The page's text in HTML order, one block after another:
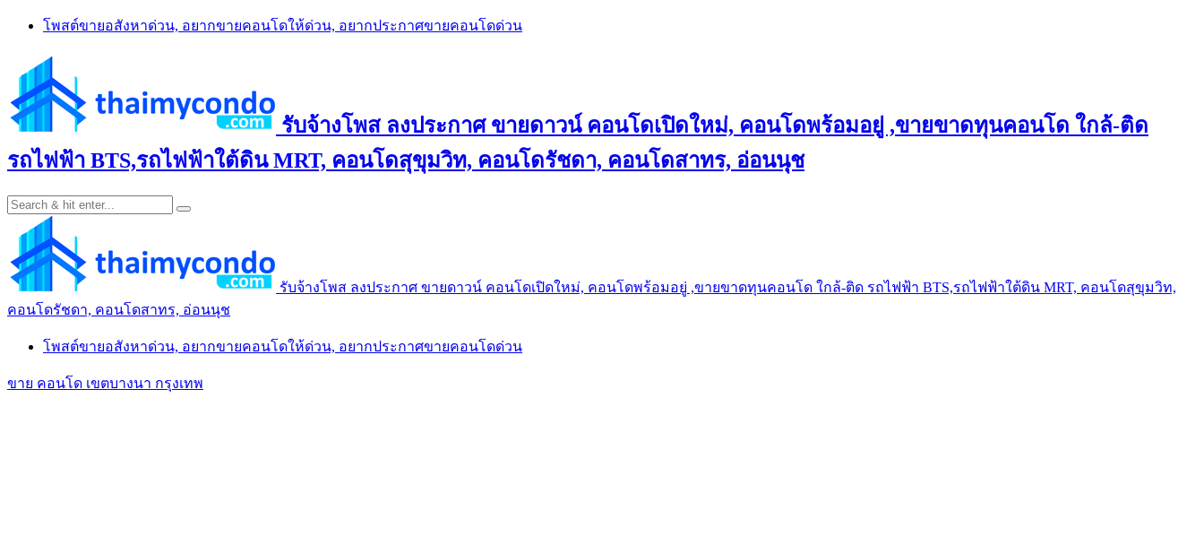
Skip
โพสต์ขายอสังหาด่วน, อยากขายคอนโดให้ด่วน, อยากประกาศขายคอนโดด่วน
รับจ้างโพส ลงประกาศ ขายดาวน์ คอนโดเปิดใหม่, คอนโดพร้อมอยู่ ,ขายขาดทุนคอนโด ใกล้-ติด
รถไฟฟ้า BTS,รถไฟฟ้าใต้ดิน MRT, คอนโดสุขุมวิท, คอนโดรัชดา, คอนโดสาทร, อ่อนนุช
รับจ้างโพส ลงประกาศ ขายดาวน์ คอนโดเปิดใหม่, คอนโดพร้อมอยู่ ,ขายขาดทุนคอนโด ใกล้-ติด รถไฟฟ้า BTS,รถไฟฟ้าใต้ดิน MRT, คอนโดสุขุมวิท,
คอนโดรัชดา, คอนโดสาทร, อ่อนนุช
โพสต์ขายอสังหาด่วน, อยากขายคอนโดให้ด่วน, อยากประกาศขายคอนโดด่วน
ขาย คอนโด เขตบางนา กรุงเทพ